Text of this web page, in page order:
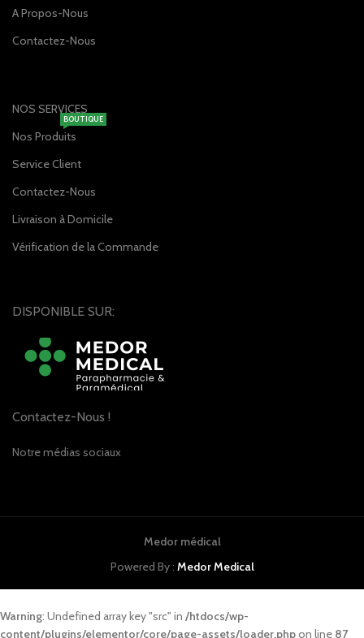
A Propos-Nous
Contactez-Nous
NOS SERVICES
Nos Produits
BOUTIQUE
Service Client
Contactez-Nous
Livraison à Domicile
Vérification de la Commande
DISPONIBLE SUR:
Contactez-Nous !
Notre médias sociaux
Medor médical
Powered By : Medor Medical
Warning: Undefined array key "src" in /htdocs/wp-
content/plugins/elementor/core/page-assets/loader.phpon line 87